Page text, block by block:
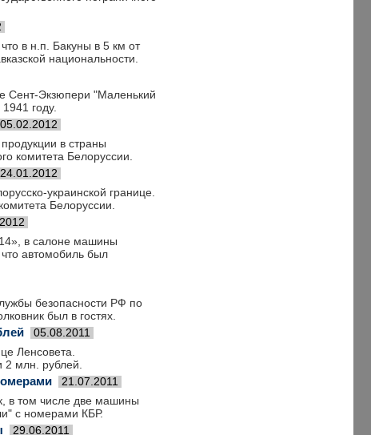
в н.п. Бакуны в 5 км от
национальности.
Сент-Экзюпери "Маленький
году.
05.02.2012
в страны
комитета Белоруссии.
24.01.2012
украинской границе.
Белоруссии.
в салоне машины
автомобиль был
безопасности РФ по
был в гостях.
05.08.2011
Ленсовета.
2 млн. рублей.
21.07.2011
в том числе две машины
с номерами КБР.
29.06.2011